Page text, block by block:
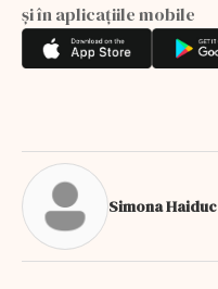
și în aplicațiile mobile
Simona Haiduc